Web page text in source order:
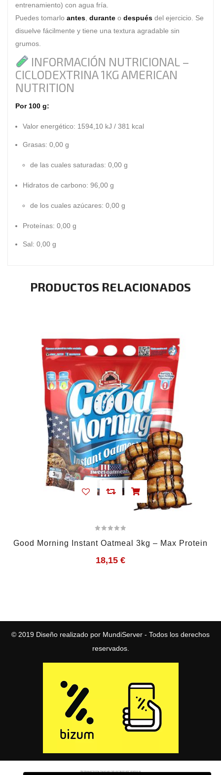
entrenamiento) con agua fría.
Puedes tomarlo antes durante o después del ejercicio. Se
disuelve fácilmente y tiene una textura agradable sin
grumos.
INFORMACIÓN NUTRICIONAL –
CICLODEXTRINA 1KG AMERICAN
NUTRITION
Por 100 g:
Valor energético: 1594,10 kJ / 381 kcal
Grasas: 0,00 g
de las cuales saturadas: 0,00 g
Hidratos de carbono: 96,00 g
de los cuales azúcares: 0,00 g
Proteínas: 0,00 g
Sal: 0,00 g
PRODUCTOS RELACIONADOS
Good Morning Instant Oatmeal 3kg – Max Protein
18,15 €
© 2019 Diseño realizado por MundiServer - Todos los derechos
reservados.